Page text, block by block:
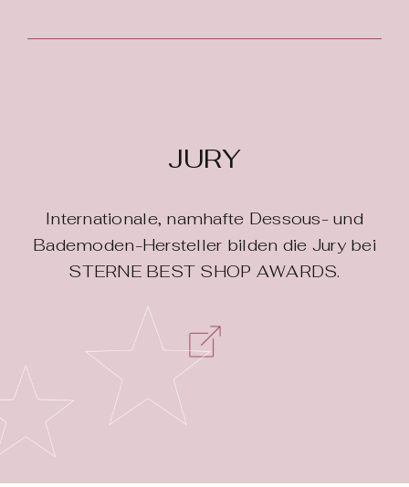
JURY
Internationale, namhafte Dessous- und
Bademoden-Hersteller bilden die Jury bei
STERNE BEST SHOP AWARDS.